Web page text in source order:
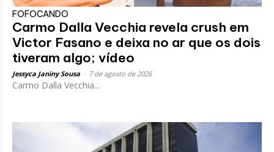
FOFOCANDO
Carmo Dalla Vecchia revela crush em
Victor Fasano e deixa no ar que os dois
tiveram algo; vídeo
Jessyca Janiny Sousa 7 de agosto de 2026
Carmo Dalla Vecchia...